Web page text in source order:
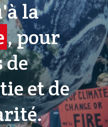
la
, pour
de
et de